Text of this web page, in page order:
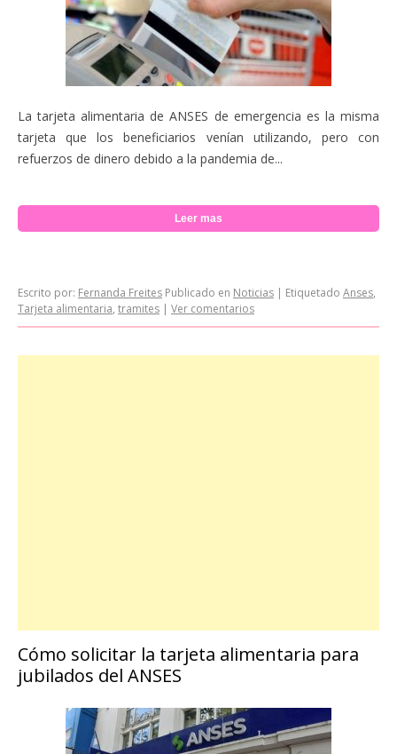
La tarjeta alimentaria de ANSES de emergencia es la misma
tarjeta que los beneficiarios venían utilizando, pero con
refuerzos de dinero debido a la pandemia de...
Leer mas
Escrito por: Fernanda Freites Publicado en Noticias | Etiquetado Anses,
Tarjeta alimentaria, tramites | Ver comentarios
Cómo solicitar la tarjeta alimentaria para
jubilados del ANSES